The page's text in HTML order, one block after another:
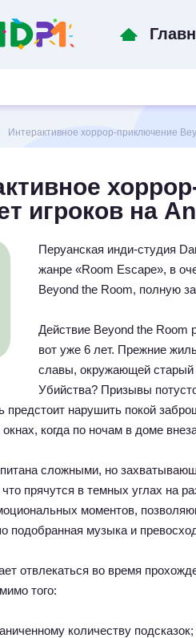
хоррор-приключение
игроков на
Перуанская инди-студия
жанре «Room Escape», в
Beyond the Room, полную
Действие Beyond the Room
вот уже 6 лет. Прежние
славы, окружающей старый
Убийства? Призывы
нарушить покой
когда по ночам в доме
сложными, но
что прячутся в темных углах на
моментов,
подобранная музыка и
отвлекаться во время
того:
количеству подсказок;